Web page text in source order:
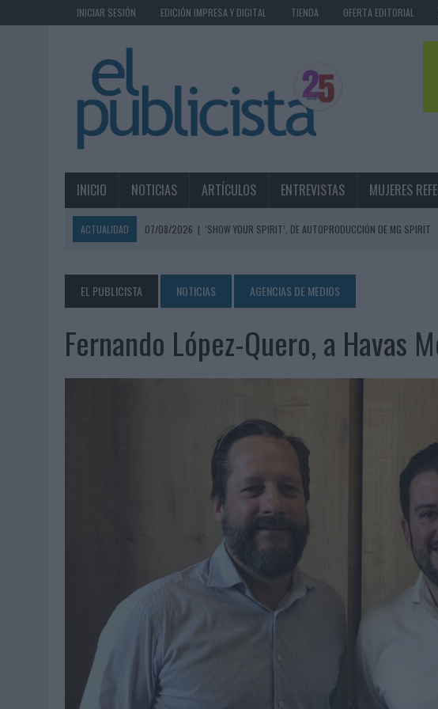
INICIAR SESIÓN EDICIÓN IMPRESA Y DIGITAL TIENDA OFERTA EDITORIAL
INICIO NOTICIAS ARTÍCULOS ENTREVISTAS MUJERES
ACTUALIDAD 07/08/2026 | ‘SHOW YOUR SPIRIT’, DE AUTOPRODUCCIÓN DE MG SPIRIT
07/08/2026 | MG SPIRIT RELANZA SU MARCA CON UNA ESTRATEGIA 360º CENTRADA EN EL
PATRÓN CONVIERTE EL NUEVO SINGLE DE ARÓN PIPER EN UNA EXPERIENCIA
07/08/2026 | EL VERANO PONE A PRUEBA LA ESTRATEGIA DIGITAL DE LAS MARCAS
‘LA VUELTA’, DE FENOMENAL PARA MÁLAGA CF
SIETE DE CADA DIEZ EMPRESAS ESPAÑOLAS NO INTEGRAN LA INFANCIA EN
LA TELEVISIÓN SIGUE LIDERANDO EL CONSUMO DE MEDIOS EN VERANO Y
EL USO DE LA IA GENERATIVA ALCANZA YA AL 62% DE LOS ESPAÑOLES
SYSTEM1 NOMBRA A KIMBERLY BASTONI COMO NUEVA DIRECTORA COMERCIAL
FRIGO Y UNIQLO LANZAN UNA COLECCIÓN PERSONALIZABLE INSPIRADA EN
06/08/2026 |
LA IA ESTÁ SUBIENDO EL LISTÓN DE LA CREATIVIDAD
05/08/2026
BEON WORLDWIDE LANZA RAÍZ URBANA PARA TRANSFORMAR EL
05/08/2026
FABRA COMUNICACIÓN INCORPORA A CASONÁ Y ASUME LA GESTIÓN DE SUS
05/08/2026
LOPESAN HOTELS & RESORTS ACERCA EL PARAÍSO CANARIO EN SU ÚLTIMA
05/08/2026
LUIS ARQUILLOS (BURGO DE ARIAS): “LA CONSTRUCCIÓN DE MARCA A
EL PUBLICISTA NOTICIAS AGENCIAS DE MEDIOS
Fernando López-Quero, a Havas